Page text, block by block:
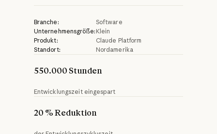
Branche:
Software
Unternehmensgröße: Klein
Produkt:
Claude Platform
Standort:
Nordamerika
550.000 Stunden
Entwicklungszeit eingespart
20 % Reduktion